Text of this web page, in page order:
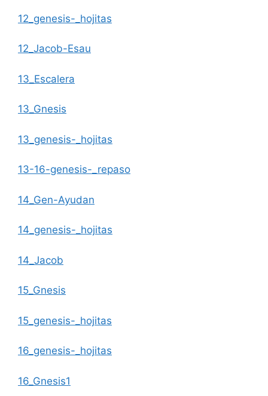
12_genesis-_hojitas
12_Jacob-Esau
13_Escalera
13_Gnesis
13_genesis-_hojitas
13-16-genesis-_repaso
14_Gen-Ayudan
14_genesis-_hojitas
14_Jacob
15_Gnesis
15_genesis-_hojitas
16_genesis-_hojitas
16_Gnesis1